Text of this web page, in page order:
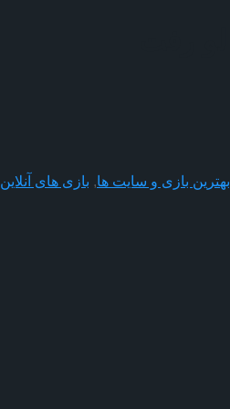
بهترین بازی و سایت ها, بازی های آنلاین